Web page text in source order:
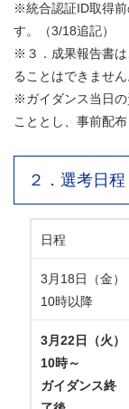
※統合認証ID取得前
す。（3/18追記）
※３．成果報告書は
ることはできません
※ガイダンス当日の
こととし、事前配
２．選考日程
日程
3月18日（金）
10時以降
3月22日（火）
10時～
ガイダンス終